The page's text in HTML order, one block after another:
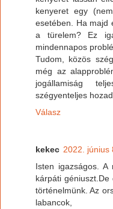
kenyeret egy
esetében. Ha majd
a türelem? Ez
mindennapos
Tudom, közös
még az
jogállamiság
szégyenteljes
Válasz
kekec 2022. június
Isten igazságos.
kárpáti
történelmünk. Az
labancok,